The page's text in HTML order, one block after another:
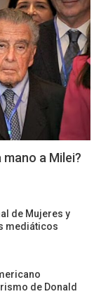
a Milei?
de Mujeres y
mediáticos
de Donald